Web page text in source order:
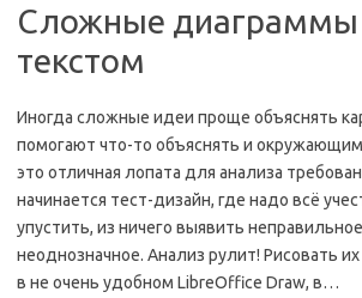
Сложные
текстом
Иногда сложные идеи проще объяснять
помогают что-то объяснять и
это отличная лопата для анализа
начинается тест-дизайн, где надо всё
упустить, из ничего выявить
неоднозначное. Анализ рулит! Рисовать
в не очень удобном LibreOffice Draw, в…